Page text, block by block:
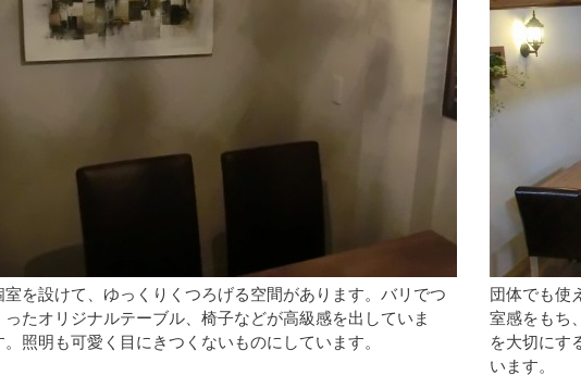
室を設けて、ゆっくりくつろげる空間があります。バリでつ
ったオリジナルテーブル、椅子などが高級感を出していま
。照明も可愛く目にきつくないものにしています。
団体でも使
室感をもち
を大切にす
います。